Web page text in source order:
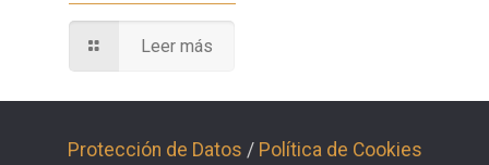
Leer más
Protección de Datos / Política de Cookies